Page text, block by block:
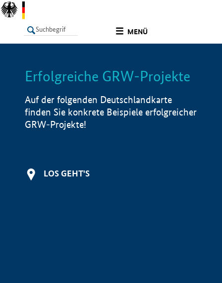
MENÜ
LISTE Info
Erfolgreiche GRW-Projekte
Auf der folgenden Deutschlandkarte
finden Sie konkrete Beispiele erfolgreicher
GRW-Projekte!
LOS GEHT'S